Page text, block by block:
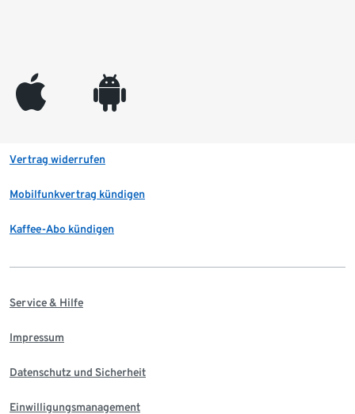
appleinc android
Vertrag widerrufen
Mobilfunkvertrag kündigen
Kaffee-Abo kündigen
Service & Hilfe
Impressum
Datenschutz und Sicherheit
Einwilligungsmanagement